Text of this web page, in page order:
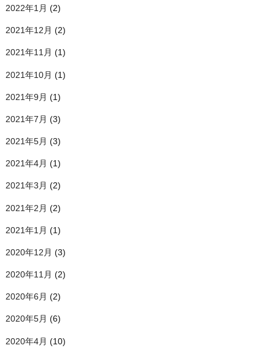
2022年1月 (2)
2021年12月 (2)
2021年11月 (1)
2021年10月 (1)
2021年9月 (1)
2021年7月 (3)
2021年5月 (3)
2021年4月 (1)
2021年3月 (2)
2021年2月 (2)
2021年1月 (1)
2020年12月 (3)
2020年11月 (2)
2020年6月 (2)
2020年5月 (6)
2020年4月 (10)